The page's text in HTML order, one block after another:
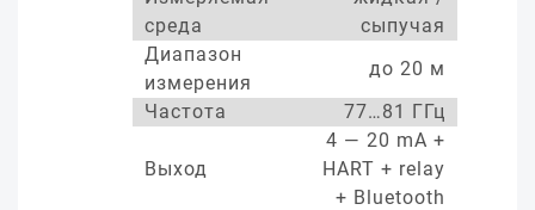
среда
сыпучая
Диапазон
измерения
до 20 м
Частота
77…81 ГГц
Выход
4 — 20 mA +
HART + relay
+ Bluetooth